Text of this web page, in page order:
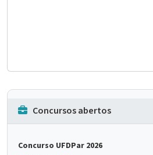
Concursos abertos
Concurso UFDPar 2026